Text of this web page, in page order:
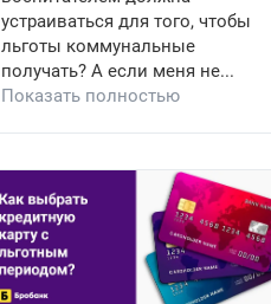
устраиваться для того, чтобы
льготы коммунальные
получать? А если меня не...
Показать полностью